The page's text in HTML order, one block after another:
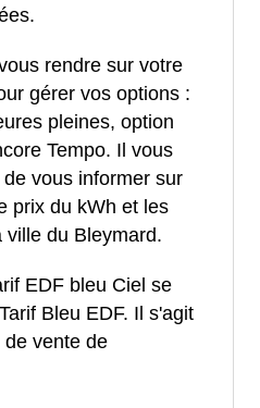
rendre sur votre
gérer vos options :
pleines, option
Tempo. Il vous
vous informer sur
prix du kWh et les
ville du Bleymard.
EDF bleu Ciel se
Bleu EDF. Il s'agit
de vente de